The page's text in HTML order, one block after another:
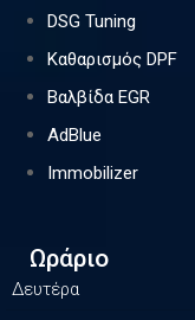
DSG Tuning
Καθαρισμός DPF
Βαλβίδα EGR
AdBlue
Immobilizer
Ωράριο
Δευτέρα